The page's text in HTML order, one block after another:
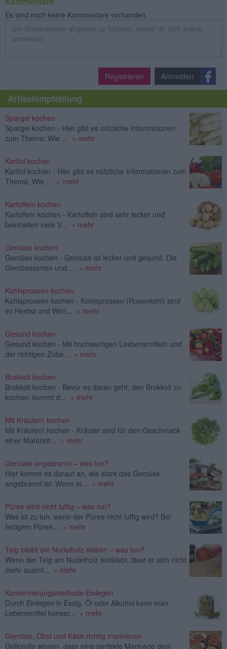
Es sind noch keine Kommentare vorhanden.
Registrieren Anmelden
Artikelempfehlung
Spargel kochen
Spargel kochen - Hier gibt es nützliche Informationen
zum Thema: Wie ...
» mehr
Karfiol kochen
Karfiol kochen - Hier gibt es nützliche Informationen zum
Thema: Wie ...
» mehr
Kartoffeln kochen
Kartoffeln kochen - Kartoffeln sind sehr lecker und
beinhalten viele V...
» mehr
Gemüse kochen
Gemüse kochen - Gemüse ist lecker und gesund. Die
Gemüsesorten und ...
» mehr
Kohlsprossen kochen
Kohlsprossen kochen - Kohlsprossen (Rosenkohl) sind
im Herbst und Wint...
» mehr
Gesund kochen
Gesund kochen - Mit hochwertigen Lesbensmitteln und
der richtigen Zube...
» mehr
Brokkoli kochen
Brokkoli kochen - Bevor es daran geht, den Brokkoli zu
kochen, kommt d...
» mehr
Mit Kräutern kochen
Mit Kräutern kochen - Kräuter sind für den Geschmack
einer Mahlzeit...
» mehr
Gemüse angebrannt – was tun?
Hier kommt es darauf an, wie stark das Gemüse
angebrannt ist: Wenn ei...
» mehr
Püree wird nicht luftig – was tun?
Was ist zu tun, wenn der Püree nicht luftig wird? Bei
fertigem Püree...
» mehr
Teig bleibt am Nudelholz kleben – was tun?
Wenn der Teig am Nudelholz festklebt, lässt er sich nicht
mehr ausrol...
» mehr
Konservierungsmethode Einlegen
Durch Einlegen in Essig, Öl oder Alkohol kann man
Lebensmittel konser...
» mehr
Gemüse, Obst und Käse richtig marinieren
Grillprofis wissen, dass eine perfekte Marinade dem